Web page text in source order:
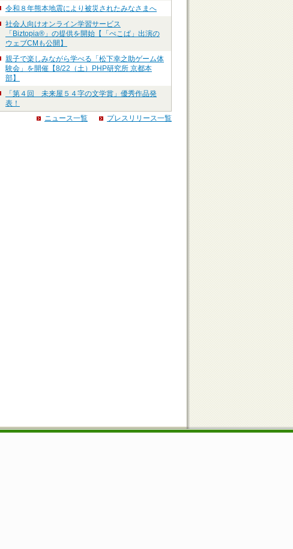
令和８年熊本地震により被災されたみなさまへ
社会人向けオンライン学習サービス
「Biztopia®」の提供を開始【「ぺこぱ」出演の
ウェブCMも公開】
親子で楽しみながら学べる「松下幸之助ゲーム体
験会」を開催【8/22（土）PHP研究所 京都本
部】
「第４回 未来屋５４字の文学賞」優秀作品発
表！
ニュース一覧
プレスリリース一覧